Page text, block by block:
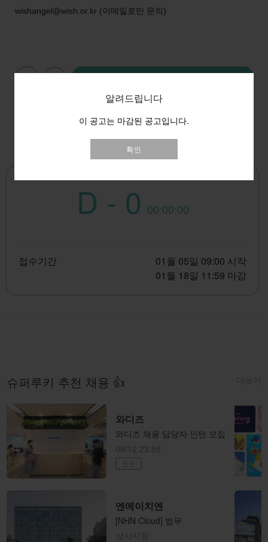
알려드립니다
이 공고는 마감된 공고입니다.
확인
wishangel@wish.or.kr (이메일로만 문의)
D - 0 00:00:00
접수기간
01월 05일 09:00 시작
01월 18일 11:59 마감
슈퍼루키 추천 채용 👍
와디즈
와디즈 채용 담당자 인턴 모집
08/12 23:59
엔에이치엔
[NHN Cloud] 법무
상시지원